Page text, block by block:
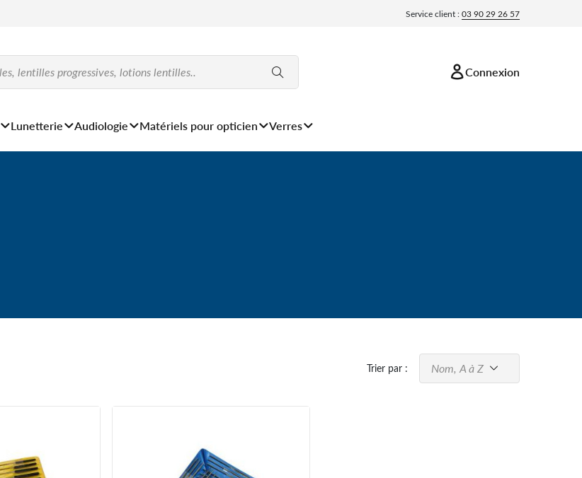
Service client :03 90 29 26 57
Connexion
Lunetterie Audiologie Matériels pour opticien Verres
Trier par : Nom, A à Z